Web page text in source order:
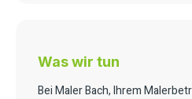
Was wir tun
Bei Maler Bach, Ihrem